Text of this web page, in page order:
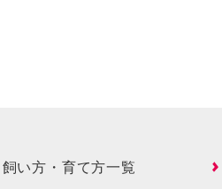
飼い方・育て方一覧